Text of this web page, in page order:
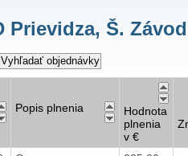
Prievidza, Š.
Popis plnenia
Hodnota
plnenia
v €